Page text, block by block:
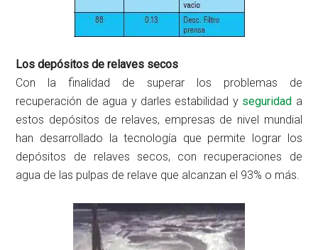
Los depósitos de relaves secos
Con la finalidad de superar los problemas de
recuperación de agua y darles estabilidad y seguridad a
estos depósitos de relaves, empresas de nivel mundial
han desarrollado la tecnología que permite lograr los
depósitos de relaves secos, con recuperaciones de
agua de las pulpas de relave que alcanzan el 93% o más.